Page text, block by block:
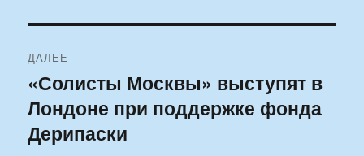
ДАЛЕЕ
Следующая
запись:
«Солисты Москвы» выступят в
Лондоне при поддержке фонда
Дерипаски